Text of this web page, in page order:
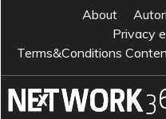
About Autori
Privacy
Terms&Conditions